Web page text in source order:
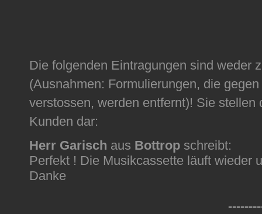
Die folgenden Eintragungen sind weder
(Ausnahmen: Formulierungen, die
verstossen, werden entfernt)! Sie
Kunden dar:
Herr Garisch aus Bottrop schreibt:
Perfekt ! Die Musikcassette läuft wieder
Danke